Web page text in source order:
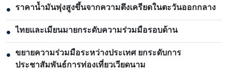
● ราคาน้ำมันพุ่งสูงขึ้นจากความตึงเครียดในตะวันออกกลาง
● ไทยและเมียนมายกระดับความร่วมมือรอบด้าน
● ขยายความร่วมมือระหว่างประเทศ ยกระดับการ
ประชาสัมพันธ์การท่องเที่ยวเวียดนาม